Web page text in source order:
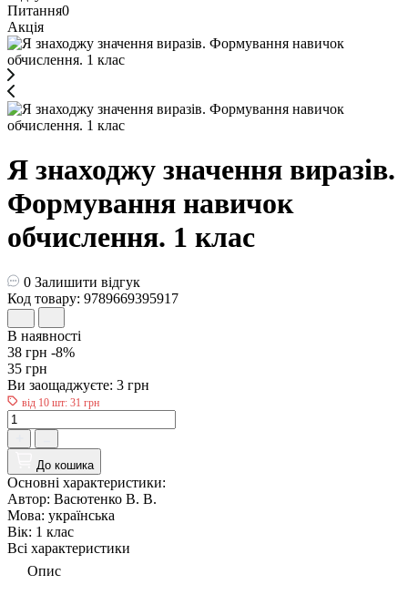
Питання0
Акція
Я знаходжу значення виразів.
Формування навичок
обчислення. 1 клас
0 Залишити відгук
Код товару: 9789669395917
В наявності
38 грн -8%
35 грн
Ви заощаджуєте: 3 грн
від 10 шт: 31 грн
До кошика
Основні характеристики:
Автор: Васютенко В. В.
Мова: українська
Вік: 1 клас
Всі характеристики
Опис